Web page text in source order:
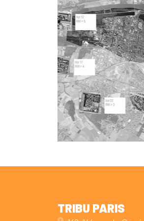
TRIBU PARIS